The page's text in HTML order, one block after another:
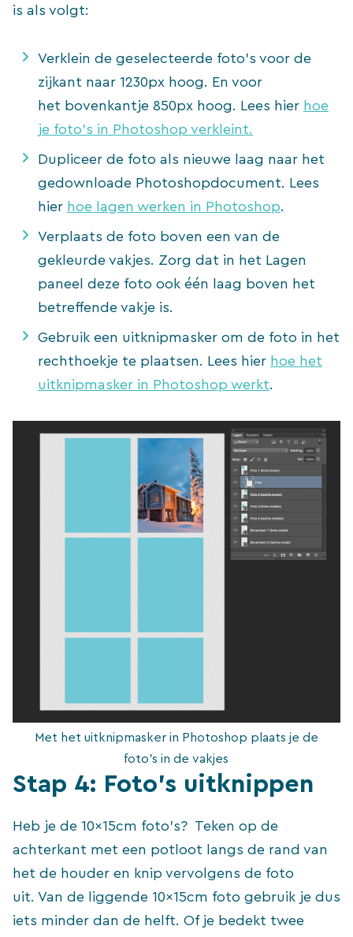
is als volgt:
Verklein de geselecteerde foto’s voor de
zijkant naar 1230px hoog. En voor
het bovenkantje 850px hoog. Lees hier hoe
je foto’s in Photoshop verkleint.
Dupliceer de foto als nieuwe laag naar het
gedownloade Photoshopdocument. Lees
hier hoe lagen werken in Photoshop.
Verplaats de foto boven een van de
gekleurde vakjes. Zorg dat in het Lagen
paneel deze foto ook één laag boven het
betreffende vakje is.
Gebruik een uitknipmasker om de foto in het
rechthoekje te plaatsen. Lees hier hoe het
uitknipmasker in Photoshop werkt.
Met het uitknipmasker in Photoshop plaats je de
foto’s in de vakjes
Stap 4: Foto’s uitknippen
Heb je de 10x15cm foto’s? Teken op de
achterkant met een potloot langs de rand van
het de houder en knip vervolgens de foto
uit. Van de liggende 10x15cm foto gebruik je dus
iets minder dan de helft. Of je bedekt twee